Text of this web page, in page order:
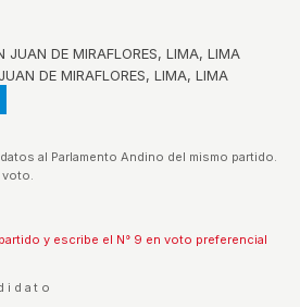
JUAN DE MIRAFLORES, LIMA, LIMA
DE MIRAFLORES, LIMA, LIMA
al Parlamento Andino del mismo partido.
voto.
y escribe el N° 9 en voto preferencial